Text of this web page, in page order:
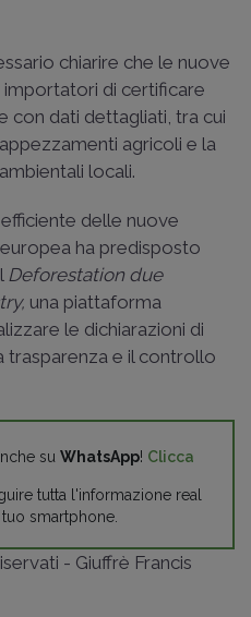
chiarire che le nuove
importatori di certificare
con dati dettagliati, tra cui
agricoli e la
locali.
delle nuove
ha predisposto
Deforestation due
una piattaforma
le dichiarazioni di
trasparenza e il controllo
su WhatsApp! Clicca
tutta l'informazione real
smartphone.
- Giuffrè Francis